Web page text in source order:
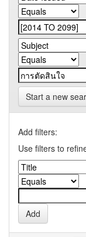
Start a new
Add filters:
Use filters to